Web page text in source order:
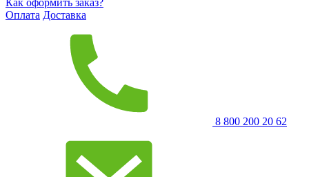
Оплата Доставка
8 800 200 20 62